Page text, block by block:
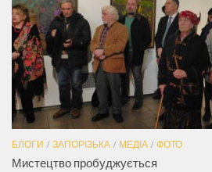
БЛОГИ / ЗАПОРІЗЬКА / МЕДІА / ФОТО
Мистецтво пробуджується